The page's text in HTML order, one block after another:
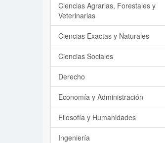
Ciencias Agrarias, Forestales y
Veterinarias
Ciencias Exactas y Naturales
Ciencias Sociales
Derecho
Economía y Administración
Filosofía y Humanidades
Ingeniería